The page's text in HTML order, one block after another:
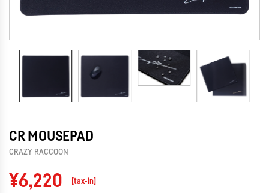
CR MOUSEPAD
CRAZY RACCOON
Regular
¥6,220 [tax-in]